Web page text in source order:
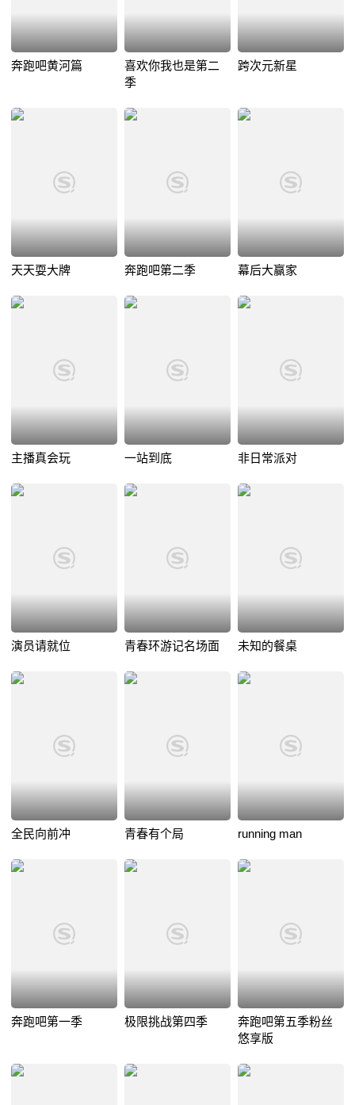
奔跑吧黄河篇
喜欢你我也是第二
季
跨次元新星
天天耍大牌 奔跑吧第二季 幕后大赢家
主播真会玩 一站到底 非日常派对
演员请就位 青春环游记名场面 未知的餐桌
全民向前冲 青春有个局 running man
奔跑吧第一季 极限挑战第四季
奔跑吧第五季粉丝
悠享版